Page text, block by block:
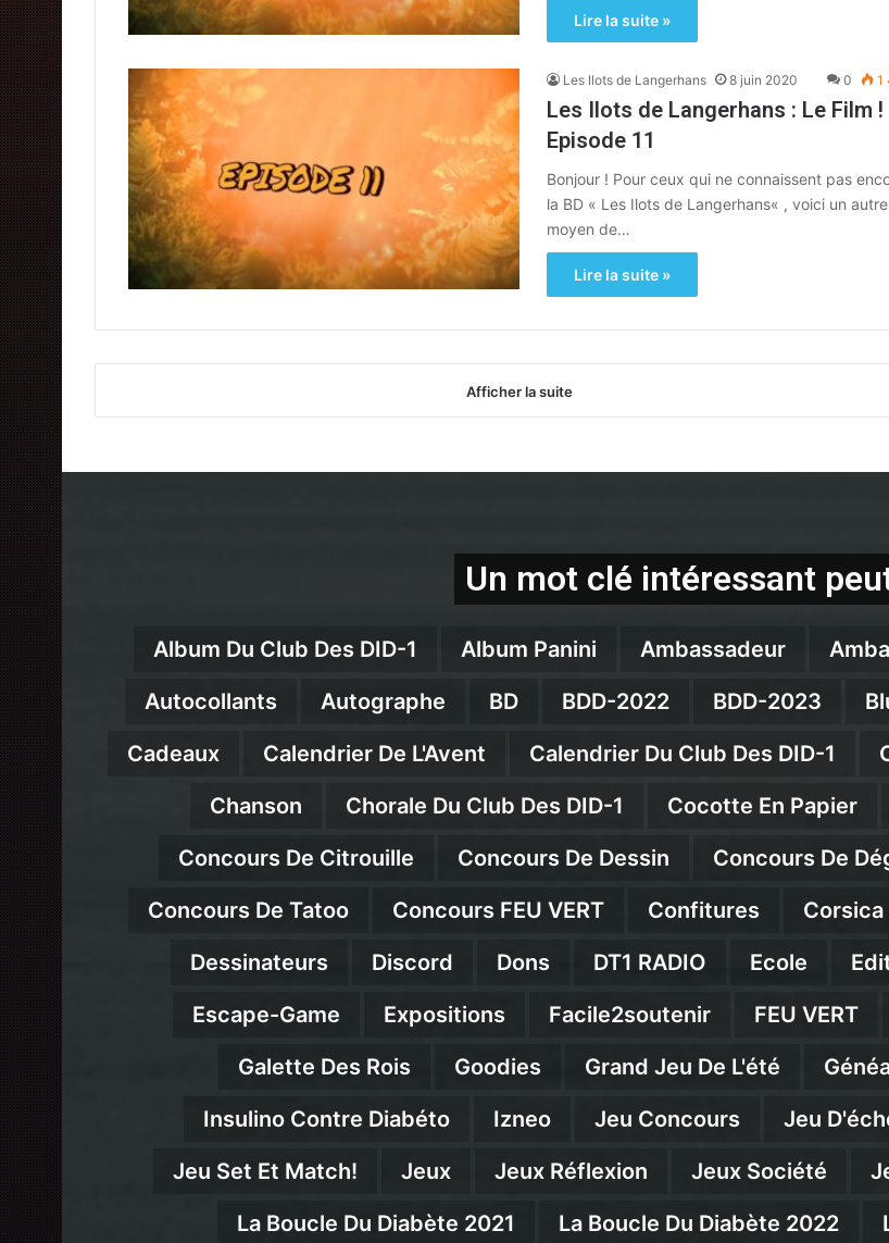
Lire la suite »
Les Ilots de Langerhans 8 juin 2020 0 1
Les Ilots de Langerhans : Le Film !
Episode 11
Bonjour ! Pour ceux qui ne connaissent pas
la BD « Les Ilots de Langerhans« , voici un autre
moyen de…
Lire la suite »
Afficher la suite
Un mot clé intéressant
Album Du Club Des DID-1 Album Panini Ambassadeur
Autocollants
Autographe BD BDD-2022 BDD-2023
Cadeaux
Calendrier De L'Avent Calendrier Du Club Des DID-1
Chanson
Chorale Du Club Des DID-1 Cocotte En Papier
Concours De Citrouille
Concours De Dessin Concours De
Concours De Tatoo
Concours FEU VERT Confitures Corsica
Dessinateurs
Discord Dons DT1 RADIO Ecole
Escape-Game
Expositions Facile2soutenir FEU VERT
Galette Des Rois
Goodies Grand Jeu De L'été
Insulino Contre Diabéto
Izneo Jeu Concours Jeu
Jeu Set Et Match!
Jeux Jeux Réflexion Jeux Société
La Boucle Du Diabète 2021
La Boucle Du Diabète 2022